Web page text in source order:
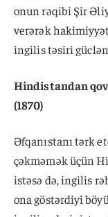
onun rəqibi Şir
verərək
ingilis təsiri
Hindistandan
(1870)
Əfqanıstanı tərk
çəkməmək üçün
istəsə də, ingilis
ona göstərdiyi